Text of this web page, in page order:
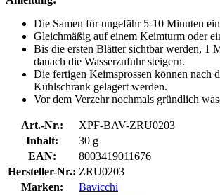
Die Samen für ungefähr 5-10 Minuten
Gleichmäßig auf einem Keimturm oder
Bis die ersten Blätter sichtbar werden, 1
danach die Wasserzufuhr steigern.
Die fertigen Keimsprossen können nach
Kühlschrank gelagert werden.
Vor dem Verzehr nochmals gründlich
Art.-Nr.:
XPF-BAV-ZRU0203
Inhalt:
30 g
EAN:
8003419011676
Hersteller-Nr.: ZRU0203
Marken:
Bavicchi